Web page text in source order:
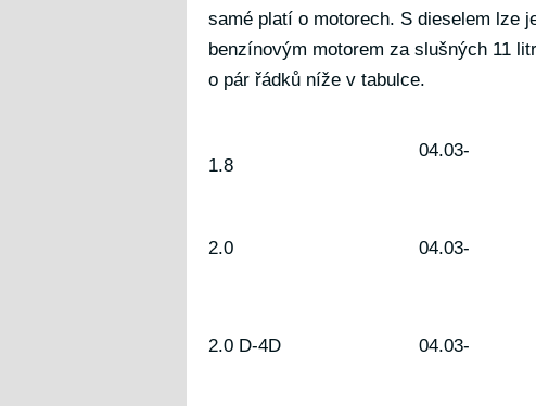
samé platí o motorech. S dieselem lze
benzínovým motorem za slušných 11
o pár řádků níže v tabulce.
1.8
04.03-
2.0 04.03-
2.0 D-4D 04.03-